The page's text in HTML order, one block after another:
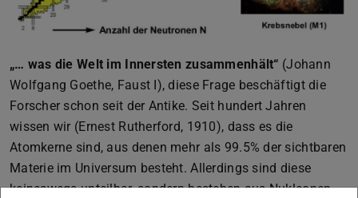
„… was die Welt im Innersten zusammenhält“ (Johann
Wolfgang Goethe, Faust I), diese Frage beschäftigt die
Forscher schon seit der Antike. Seit hundert Jahren
wissen wir (Ernest Rutherford, 1910), dass es die
Atomkerne sind, aus denen mehr als 99.5% der sichtbaren
Materie im Universum besteht. Allerdings sind diese
keineswegs unteilbar, sondern bestehen aus Nukleonen,